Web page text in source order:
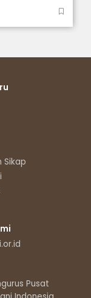
Sikap
Pusat